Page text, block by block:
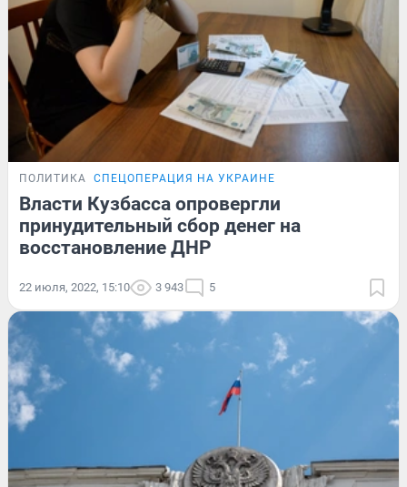
ПОЛИТИКА СПЕЦОПЕРАЦИЯ НА УКРАИНЕ
Власти Кузбасса опровергли
принудительный сбор денег на
восстановление ДНР
22 июля, 2022, 15:10 3 943 5